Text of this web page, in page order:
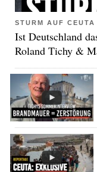
STURM AUF CEUTA
Ist Deutschland
Roland Tichy &